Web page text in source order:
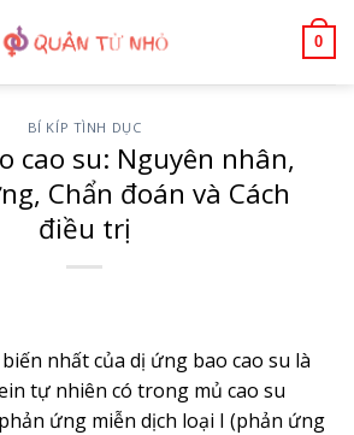
0
BÍ KÍP TÌNH DỤC
cao su: Nguyên nhân,
Chẩn đoán và Cách
điều trị
nhất của dị ứng bao cao su là
tự nhiên có trong mủ cao su
ứng miễn dịch loại I (phản ứng